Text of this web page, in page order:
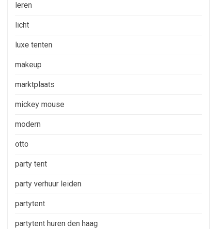
leren
licht
luxe tenten
makeup
marktplaats
mickey mouse
modern
otto
party tent
party verhuur leiden
partytent
partytent huren den haag